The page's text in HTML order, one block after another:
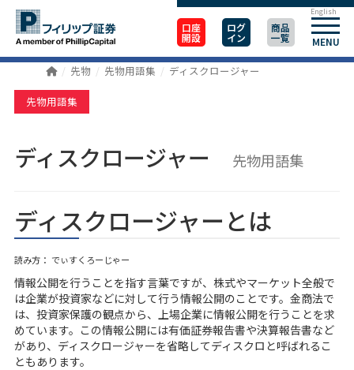
口座
開設
ログ
イン
商品
一覧 MENU
English
先物 先物用語集 ディスクロージャー
先物用語集
ディスクロージャー 先物用語集
ディスクロージャーとは
読み方： でぃすくろーじゃー
情報公開を行うことを指す言葉ですが、株式やマーケット全般で
は企業が投資家などに対して行う情報公開のことです。金商法で
は、投資家保護の観点から、上場企業に情報公開を行うことを求
めています。この情報公開には有価証券報告書や決算報告書など
があり、ディスクロージャーを省略してディスクロと呼ばれるこ
ともあります。